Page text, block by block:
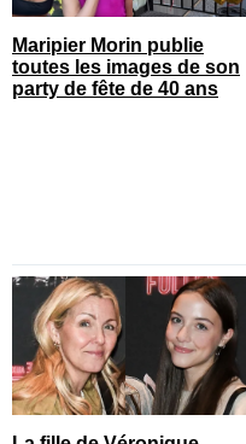
Maripier Morin publie
toutes les images de son
party de fête de 40 ans